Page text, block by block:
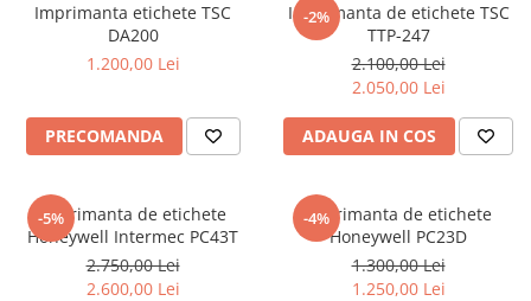
Imprimanta etichete TSC
DA200
1.200,00 Lei
PRECOMANDA
-2%
Imprimanta de etichete TSC
TTP-247
2.100,00 Lei
2.050,00 Lei
ADAUGA IN COS
-5%
Imprimanta de etichete
Honeywell Intermec PC43T
2.750,00 Lei
2.600,00 Lei
-4%
Imprimanta de etichete
Honeywell PC23D
1.300,00 Lei
1.250,00 Lei